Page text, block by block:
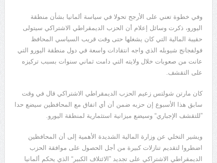
وفي خطوة تعني على الأرجح تحولا في سياسة ألمانيا بشأن منطقة
اليورو، ذكرت وسائل إعلام أن الحزب الديمقراطي الاشتراكي سيتولى
حقيبة المالية التي كان يشغلها حتى وقت قريب السياسي المحافظ
فولفجانج شيوبله الذي واجه انتقادات واسعة في دول منطقة اليورو التي
عانت من صعوبات خلال ولايته التي دامت ثماني سنوات بسبب تركيزه
على التقشف.
كان مارتن شولتس زعيم الحزب الديمقراطي الاشتراكي قال في وقت
سابق هذا الأسبوع إن حزبه ضمن أن أي اتفاق مع المحافظين سيضع حدا
”للتقشف الإجباري“ وسيضع ميزانية استثمارية لمنطقة اليورو.
ويشير التخلي عن وزارة المالية الشديدة الأهمية إلى أن المحافظين
اضطروا لتقديم تنازلات كبيرة من أجل الحصول على موافقة الحزب
الديمقراطي الاشتراكي على تجديد ”الائتلاف الكبير“ الذي يحكم ألمانيا